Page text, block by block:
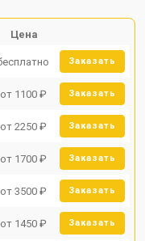
Цена
Заказать
от 1100 ₽ Заказать
от 2250 ₽ Заказать
от 1700 ₽ Заказать
от 3500 ₽ Заказать
от 1450 ₽ Заказать